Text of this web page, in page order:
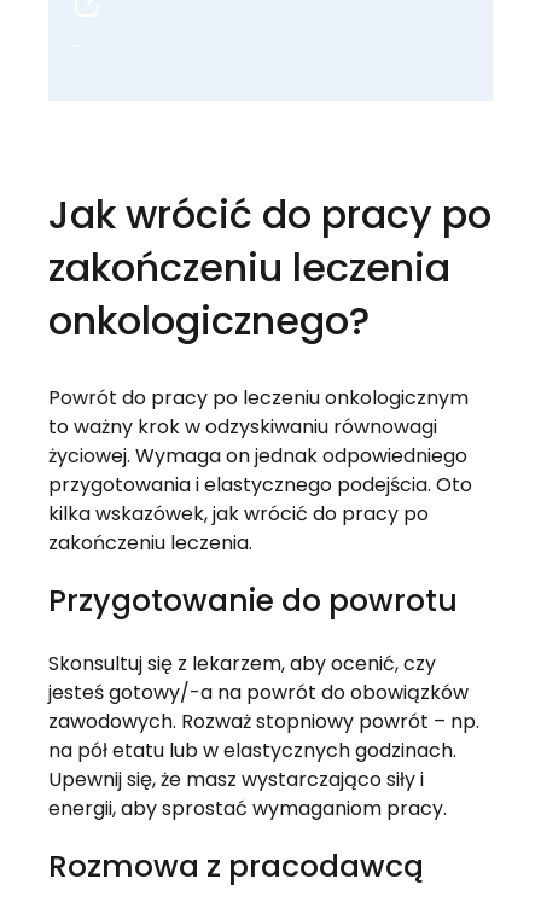
Jak wrócić do pracy po
zakończeniu leczenia
onkologicznego?
Powrót do pracy po leczeniu onkologicznym
to ważny krok w odzyskiwaniu równowagi
życiowej. Wymaga on jednak odpowiedniego
przygotowania i elastycznego podejścia. Oto
kilka wskazówek, jak wrócić do pracy po
zakończeniu leczenia.
Przygotowanie do powrotu
Skonsultuj się z lekarzem, aby ocenić, czy
jesteś gotowy/-a na powrót do obowiązków
zawodowych. Rozważ stopniowy powrót – np.
na pół etatu lub w elastycznych godzinach.
Upewnij się, że masz wystarczająco siły i
energii, aby sprostać wymaganiom pracy.
Rozmowa z pracodawcą